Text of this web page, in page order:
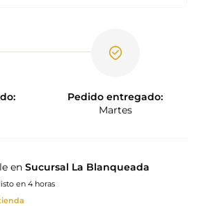
Pedido entregado:
Martes
en Sucursal La Blanqueada
en 4 horas